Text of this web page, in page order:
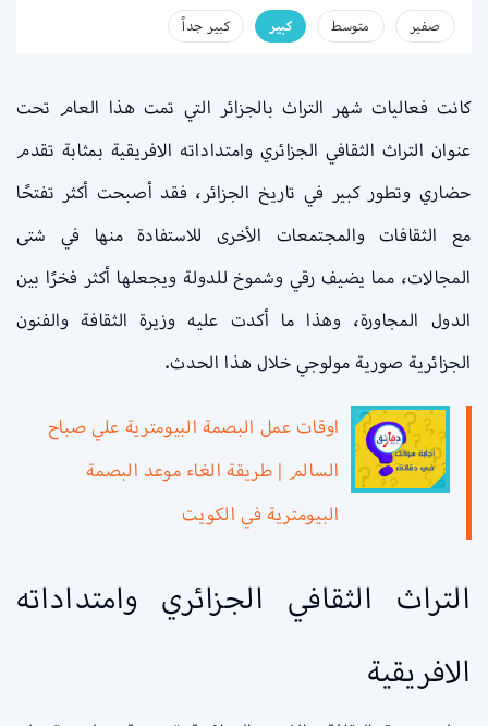
صفير متوسط كبير كبير جداً
كانت فعاليات شهر التراث بالجزائر التي تمت هذا العام تحت
عنوان التراث الثقافي الجزائري وامتداداته الافريقية بمثابة تقدم
حضاري وتطور كبير في تاريخ الجزائر، فقد أصبحت أكثر تفتحًا
مع الثقافات والمجتمعات الأخرى للاستفادة منها في شتى
المجالات، مما يضيف رقي وشموخ للدولة ويجعلها أكثر فخرًا بين
الدول المجاورة، وهذا ما أكدت عليه وزيرة الثقافة والفنون
الجزائرية صورية مولوجي خلال هذا الحدث.
اوقات عمل البصمة البيومترية علي صباح
السالم | طريقة الغاء موعد البصمة
البيومترية في الكويت
التراث الثقافي الجزائري وامتداداته
الافريقية